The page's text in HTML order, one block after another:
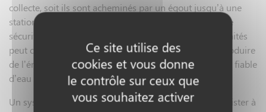
collecte, soit ils sont acheminés par un égout jusqu’à une
station d’épuration, puis éliminés ou réutilisés en toute
sécurité. La réutilisation hygiénique des excréments traités
peut consister à capter les gaz à effet de serre pour produire
de l’énergie et à fournir au secteur agricole une source fiable
d’eau et de nutriments.
Un système d’assainissement durable doit pouvoir résister à
Ce site utilise des
cookies et vous donne
le contrôle sur ceux que
vous souhaitez activer